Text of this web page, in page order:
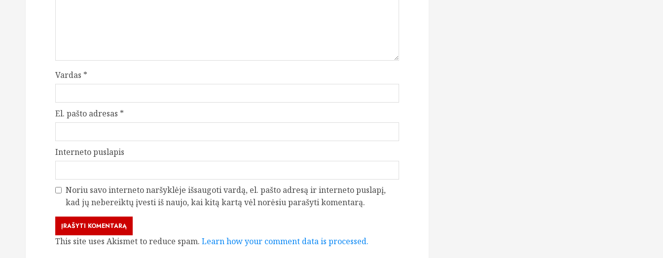
Vardas *
El. pašto adresas *
Interneto puslapis
Noriu savo interneto naršyklėje išsaugoti vardą, el. pašto adresą ir interneto puslapį,
kad jų nebereiktų įvesti iš naujo, kai kitą kartą vėl norėsiu parašyti komentarą.
This site uses Akismet to reduce spam. Learn how your comment data is processed.